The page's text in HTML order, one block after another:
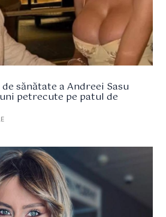
sănătate a Andreei Sasu
petrecute pe patul de